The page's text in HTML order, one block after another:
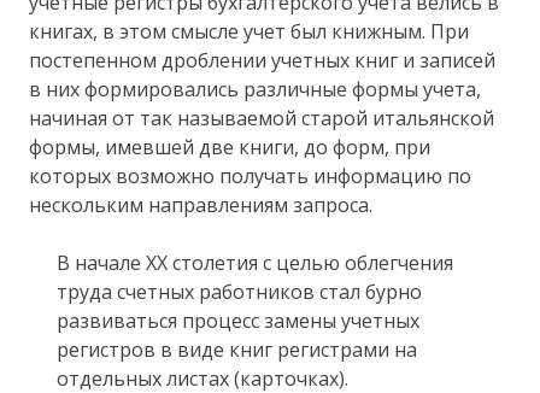
книгах, в этом смысле учет был книжным. При
постепенном дроблении учетных книг и записей
в них формировались различные формы учета,
начиная от так называемой старой итальянской
формы, имевшей две книги, до форм, при
которых возможно получать информацию по
нескольким направлениям запроса.
В начале ХХ столетия с целью облегчения
труда счетных работников стал бурно
развиваться процесс замены учетных
регистров в виде книг регистрами на
отдельных листах (карточках).